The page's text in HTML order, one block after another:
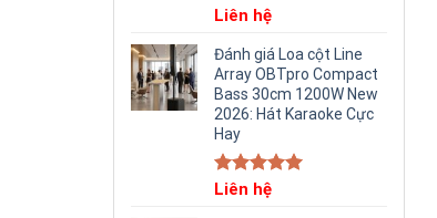
Liên hệ
Đánh giá Loa cột Line
Array OBTpro Compact
Bass 30cm 1200W New
2026: Hát Karaoke Cực
Hay
Rated5.00
Liên hệ